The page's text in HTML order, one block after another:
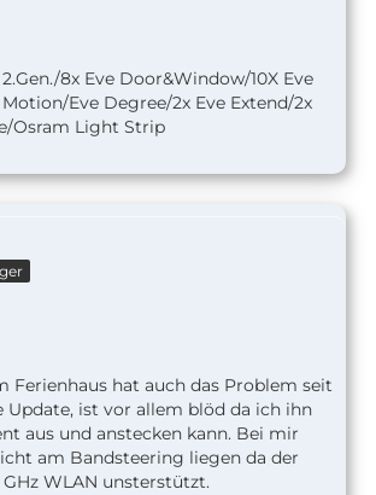
8x Eve Door&Window/10X Eve
Eve Degree/2x Eve Extend/2x
Osram Light Strip
Ferienhaus hat auch das Problem seit
Update, ist vor allem blöd da ich ihn
aus und anstecken kann. Bei mir
am Bandsteering liegen da der
WLAN unsterstützt.